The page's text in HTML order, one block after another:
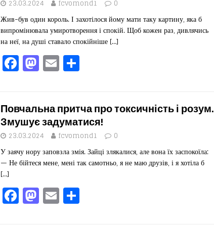
o
o
k
o
n
я
23.03.2024 fcvomond1 0
Жив-був один король. І захотілося йому мати таку картину, яка б
випромінювала умиротворення і спокій. Щоб кожен раз, дивлячись
на неї, на душі ставало спокійніше […]
F
a
e
b
o
o
M
a
o
d
o
n
E
m
l ит
ис
я
Повчальна притча про токсичність і розум.
Змушує задуматися!
23.03.2024 fcvomond1 0
У заячу нору заповзла змія. Зайці злякалися, але вона їх заспокоїла:
— Не бійтеся мене, мені так самотньо, я не маю друзів, і я хотіла б
[…]
F
a
M
a
E
m